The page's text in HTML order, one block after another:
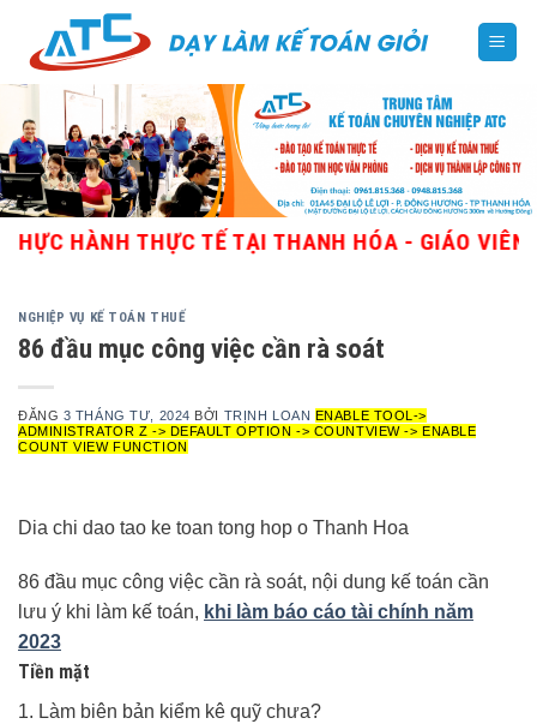
content
THỰC TẾ TẠI THANH HÓA - GIÁO VIÊN GIỎI,
NGHIỆP VỤ KẾ TOÁN THUẾ
86 đầu mục công việc cần rà soát
ĐĂNG 3 THÁNG TƯ, 2024 BỞI TRỊNH LOAN ENABLE TOOL->
ADMINISTRATOR Z -> DEFAULT OPTION -> COUNTVIEW -> ENABLE
COUNT VIEW FUNCTION
Dia chi dao tao ke toan tong hop o Thanh Hoa
86 đầu mục công việc cần rà soát, nội dung kế toán cần
lưu ý khi làm kế toán, khi làm báo cáo tài chính năm
2023
Tiền mặt
1. Làm biên bản kiểm kê quỹ chưa?